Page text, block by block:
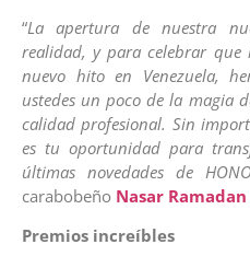
“La apertura de nuestra
realidad, y para celebrar que
nuevo hito en Venezuela,
ustedes un poco de la magia
calidad profesional. Sin
es tu oportunidad para
últimas novedades de
carabobeño Nasar
Premios increíbles